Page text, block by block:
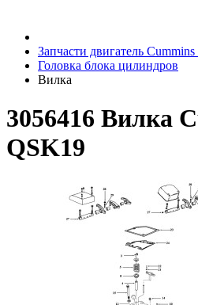
Запчасти двигатель
Головка блока цилиндров
Вилка
3056416 Вилка
QSK19